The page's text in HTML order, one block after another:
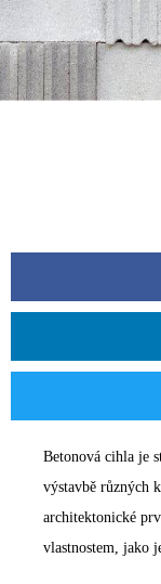
Betonová cihla je
výstavbě různých
architektonické
vlastnostem, jako